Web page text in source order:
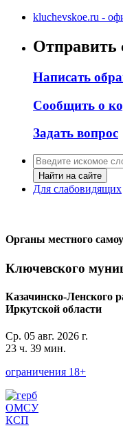
kluchevskoe.ru -
Отправить
Написать
Сообщить о
Задать вопрос
Найти на сайте
Для слабовидящих
Органы местного
Ключевского
Казачинско-Ленского
Иркутской области
Ср. 05 авг. 2026 г.
23 ч. 39 мин.
ограничения 18+
ОМСУ
КСП